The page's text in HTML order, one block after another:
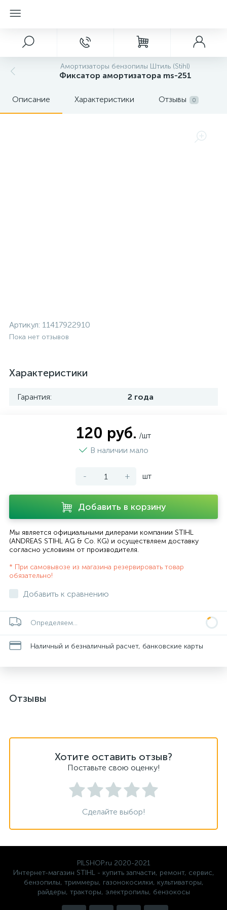
Амортизаторы бензопилы Штиль (Stihl)
Фиксатор амортизатора ms-251
Описание Характеристики Отзывы 0
Артикул: 11417922910
Пока нет отзывов
Характеристики
Гарантия: 2 года
120 руб. /шт
В наличии мало
- + шт
Добавить в корзину
Мы является официальными дилерами компании STIHL
(ANDREAS STIHL AG & Co. KG) и осуществляем доставку
согласно условиям от производителя.
* При самовывозе из магазина резервировать товар
обязательно!
Добавить к сравнению
Определяем...
Наличный и безналичный расчет, банковские карты
Отзывы
Хотите оставить отзыв?
Поставьте свою оценку!
Сделайте выбор!
PILSHOP.ru 2020-2021
Интернет-магазин STIHL - купить запчасти, ремонт, сервис,
бензопилы, триммеры, газонокосилки, культиваторы,
райдеры, тракторы, электропилы, бензокосы